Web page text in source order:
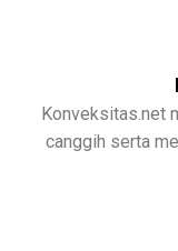
Konveksitas.net
canggih serta